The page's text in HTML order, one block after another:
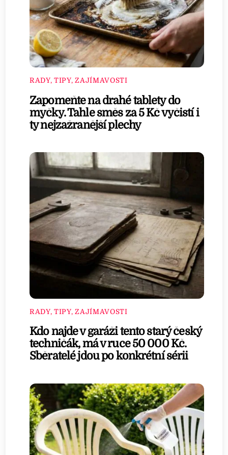
RADY, TIPY, ZAJÍMAVOSTI
Zapomeňte na drahé tablety do
myčky. Tahle směs za 5 Kč vyčistí i
ty nejzažranější plechy
RADY, TIPY, ZAJÍMAVOSTI
Kdo najde v garáži tento starý český
techničák, má v ruce 50 000 Kč.
Sběratelé jdou po konkrétní sérii